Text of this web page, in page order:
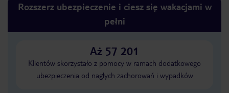
Rozszerz ubezpieczenie i ciesz się wakacjami w
pełni
Aż 57 201
Klientów skorzystało z pomocy w ramach dodatkowego
ubezpieczenia od nagłych zachorowań i wypadków